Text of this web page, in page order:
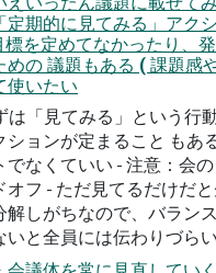
定期的に見てみる」アク
を定めてなかったり、
めの 議題もある ( 課題感
使いたい
は「見てみる」という行
ションが定まること もあ
でなくていい - 注意：会
オフ - ただ見てるだけだ
解しがちなので、バラン
いと全員には伝わりづらい